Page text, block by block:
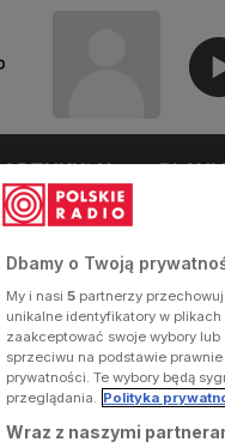
ARTYKUŁY
Dbamy o Twoją
My i nasi 5 partnerzy
unikalne identyfikatory w
zaakceptować swoje wybory
sprzeciwu na podstawie
prywatności. Te wybory będą
przeglądania. Polityka
Wraz z naszymi